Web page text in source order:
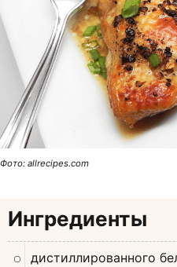
Фото: allrecipes.com
Ингредиенты
дистиллированного